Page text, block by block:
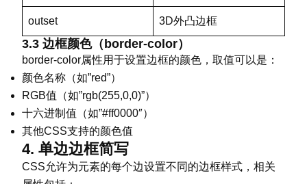
outset 3D外凸边框
3.3 边框颜色（border-color）
border-color属性用于设置边框的颜色，取值可以是：
颜色名称（如”red”）
RGB值（如”rgb(255,0,0)”）
十六进制值（如”#ff0000″）
其他CSS支持的颜色值
4. 单边边框简写
CSS允许为元素的每个边设置不同的边框样式，相关